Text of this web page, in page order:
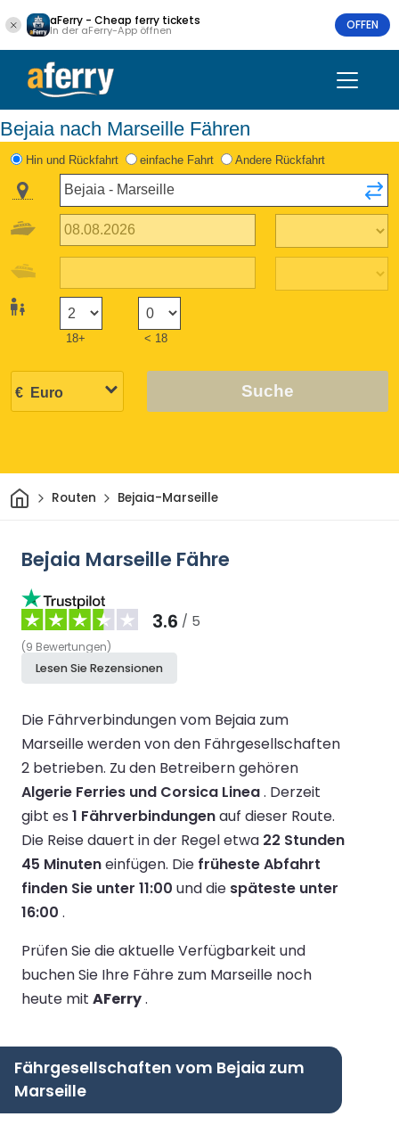
aFerry - Cheap ferry tickets
In der aFerry-App öffnen OFFEN
Bejaia nach Marseille Fähren
Hin und Rückfahrt einfache Fahrt Andere Rückfahrt
18+ < 18
Suche
HeimRouten Bejaia-Marseille
Bejaia Marseille Fähre
3.6 / 5
(9 Bewertungen)
Lesen Sie Rezensionen
Die Fährverbindungen vom Bejaia zum
Marseille werden von den Fährgesellschaften
2 betrieben. Zu den Betreibern gehören
Algerie Ferries und Corsica Linea. Derzeit
gibt es 1 Fährverbindungenauf dieser Route.
Die Reise dauert in der Regel etwa 22 Stunden
45 Minuteneinfügen. Die früheste Abfahrt
finden Sie unter 11:00 und die späteste unter
16:00 .
Prüfen Sie die aktuelle Verfügbarkeit und
buchen Sie Ihre Fähre zum Marseille noch
heute mit AFerry.
Fährgesellschaften vom Bejaia zum
Marseille